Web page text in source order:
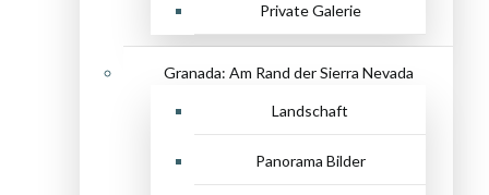
Private Galerie
Granada: Am Rand der Sierra Nevada
Landschaft
Panorama Bilder